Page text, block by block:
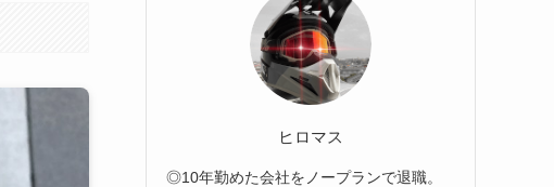
ヒロマス
◎10年勤めた会社をノープランで退職。